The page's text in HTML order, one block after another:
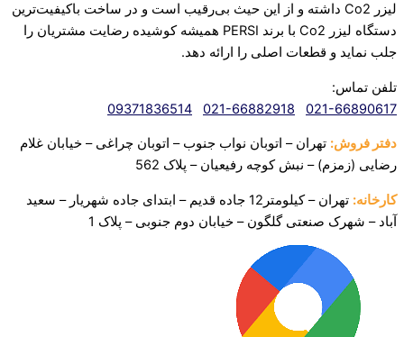
لیزر Co2 داشته و از این حیث بی‌رقیب است و در ساخت باکیفیت‌ترین
دستگاه لیزر Co2 با برند PERSI همیشه کوشیده رضایت مشتریان را
جلب نماید و قطعات اصلی را ارائه دهد.‌
تلفن تماس:
021-66890617
021-66882918
09371836514
دفتر فروش: تهران – اتوبان نواب جنوب – اتوبان چراغی – خیابان غلام
رضایی (زمزم) – نبش کوچه رفیعیان – پلاک 562
کارخانه:
تهران – کیلومتر12 جاده قدیم – ابتدای جاده شهریار – سعید
آباد – شهرک صنعتیگلگون – خیابان دوم جنوبی – پلاک 1